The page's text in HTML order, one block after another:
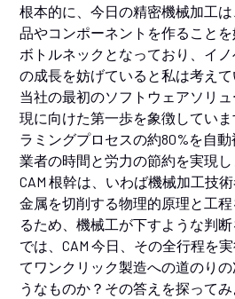
根本的に、今日の精密機械加工
品やコンポーネントを作ること
ボトルネックとなっており、イ
の成長を妨げていると私は考えて
当社の最初のソフトウェアソリ
現に向けた第一歩を象徴してい
ラミングプロセスの約80%を自
業者の時間と労力の節約を実現し
CAM 根幹は、いわば機械加工技
金属を切削する物理的原理と工
るため、機械工が下すような判断
では、CAM 今日、その全行程を
てワンクリック製造への道のり
うなものか？その答えを探ってみ